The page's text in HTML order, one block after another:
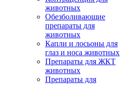
животных
Обезболивающие
препараты для
животных
Капли и лосьоны для
глаз и носа животных
Препараты для ЖКТ
животных
Препараты для